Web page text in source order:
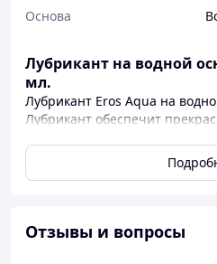
Основа
Лубрикант на водной
мл.
Лубрикант Eros Aqua на
Лубрикант обеспечит
текстура и сбалансированная
подарит вам моменты
смывается водой. Лубрикант
использования с латексными
Отзывы и вопросы